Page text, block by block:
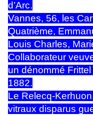
d’Arc.
Vannes, 56, les
Quatrième,
Louis Charles,
Collaborateur
un dénommé
1882.
Le Relecq-
vitraux disparus